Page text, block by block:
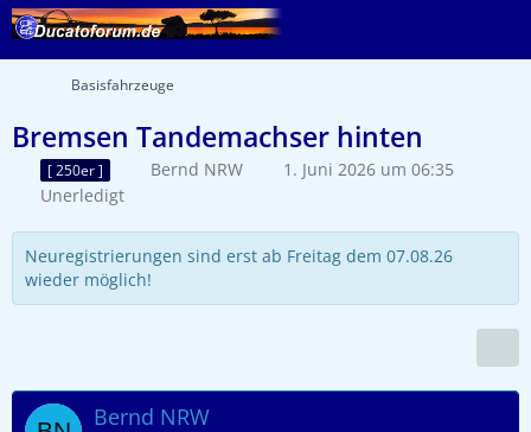
Basisfahrzeuge
Bremsen Tandemachser hinten
[ 250er ] Bernd NRW
1. Juni 2026 um 06:35
Unerledigt
Neuregistrierungen sind erst ab Freitag dem 07.08.26
wieder möglich!
Bernd NRW